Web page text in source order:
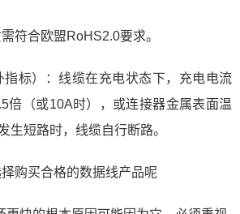
符合欧盟RoHS2.0要求。
指标）：线缆在充电状态下，充电电流
倍（或10A时），或连接器金属表面温
短路时，线缆自行断路。
购买合格的数据线产品呢